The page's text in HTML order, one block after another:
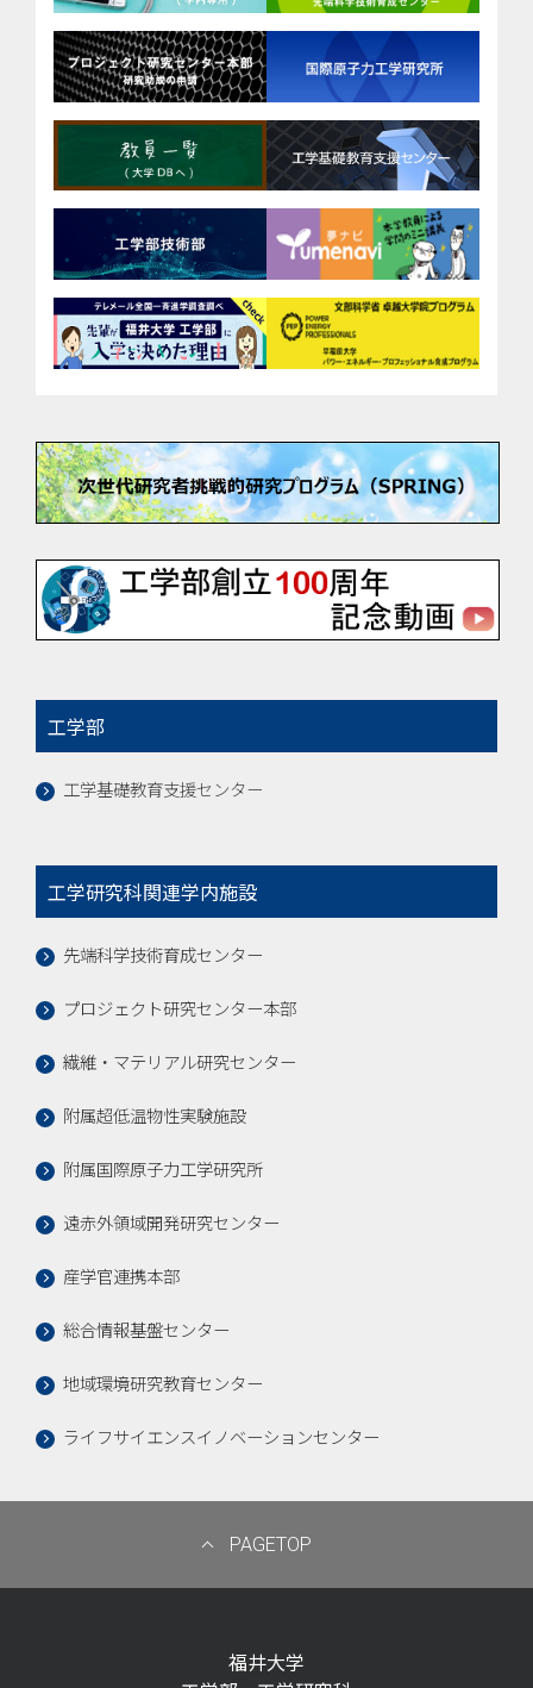
工学部
工学基礎教育支援センター
工学研究科関連学内施設
先端科学技術育成センター
プロジェクト研究センター本部
繊維・マテリアル研究センター
附属超低温物性実験施設
附属国際原子力工学研究所
遠赤外領域開発研究センター
産学官連携本部
総合情報基盤センター
地域環境研究教育センター
ライフサイエンスイノベーションセンター
PAGETOP
福井大学